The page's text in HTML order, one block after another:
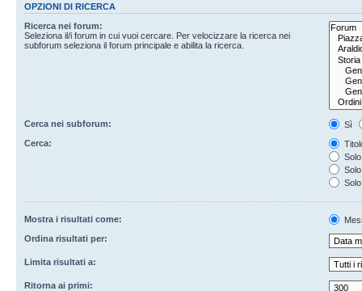
OPZIONI DI RICERCA
Ricerca nei forum:
Seleziona il/i forum in cui vuoi cercare. Per velocizzare la ricerca nei
subforum seleziona il forum principale e abilita la ricerca.
Cerca nei subforum:
Sì
Cerca:
Mostra i risultati come:
Ordina risultati per:
Limita risultati a:
Ritorna ai primi: